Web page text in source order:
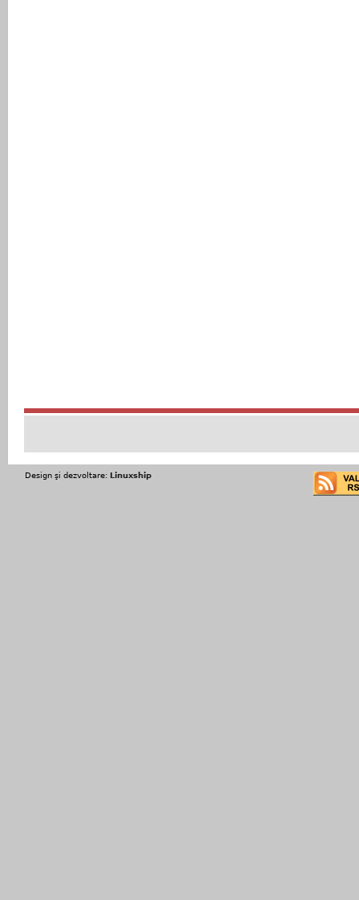
Design şi dezvoltare: Linuxship